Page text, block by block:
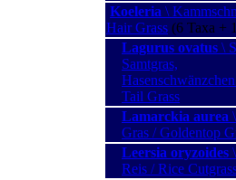
Koeleria \
Hair Grass (6 Taxa +
Lagurus ovatus \
Samtgras,
Tail Grass
Lamarckia aurea
Gras / Goldentop
Leersia oryzoides
Reis / Rice